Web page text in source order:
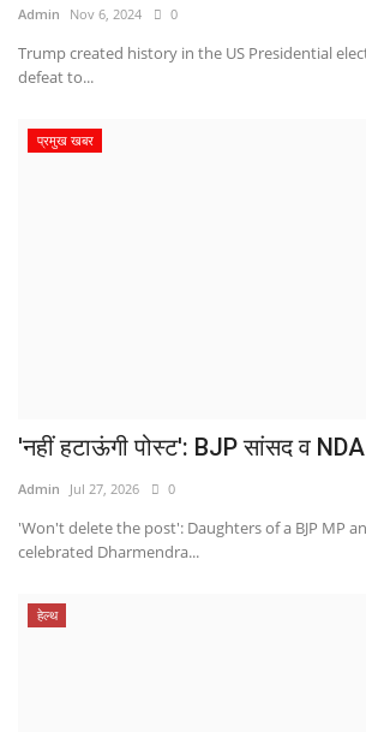
Admin Nov 6, 2024 0
Trump created history in the US Presidential
defeat to...
प्रमुख खबर
'नहीं हटाऊंगी पोस्ट': BJP सांसद व NDA
Admin Jul 27, 2026 0
'Won't delete the post': Daughters of a BJP MP
celebrated Dharmendra...
हेल्थ